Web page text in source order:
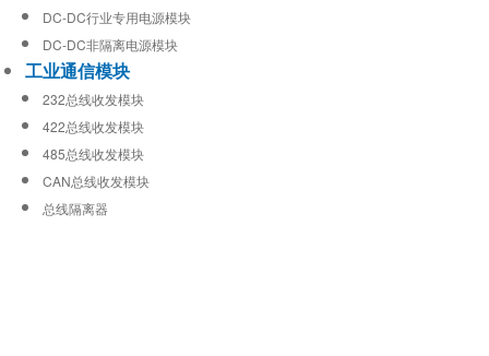
DC-DC行业专用电源模块
DC-DC非隔离电源模块
工业通信模块
232总线收发模块
422总线收发模块
485总线收发模块
CAN总线收发模块
总线隔离器